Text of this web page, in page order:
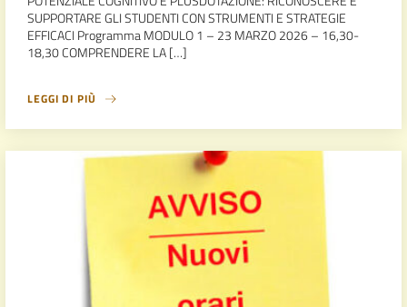
SUPPORTARE GLI STUDENTI CON STRUMENTI E STRATEGIE
EFFICACI Programma MODULO 1 – 23 MARZO 2026 – 16,30-
18,30 COMPRENDERE LA […]
LEGGI DI PIÙ